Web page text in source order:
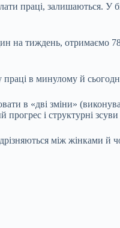
праці, залишаються.
на тиждень, отримаємо
праці в минулому й
в «дві зміни»
прогрес і структурні
між жінками й